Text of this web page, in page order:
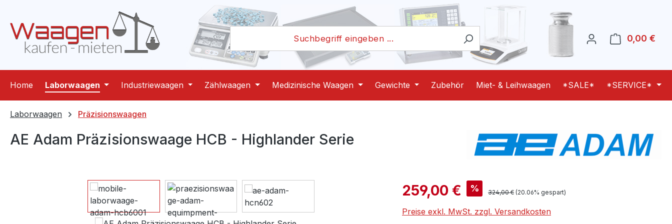
Zur Hauptnavigation springen
0,00 €
Home Laborwaagen Industriewaagen Zählwaagen Medizinische Waagen Gewichte Zubehör Miet- & Leihwaagen *SALE* *SERVICE*
Laborwaagen Präzisionswaagen
AE Adam Präzisionswaage HCB - Highlander Serie
Bildergalerie überspringen Verkaufspreis:
259,00 € % Regulärer Preis:
324,00 € (20.06% gespart)
Preise exkl. MwSt. zzgl. Versandkosten